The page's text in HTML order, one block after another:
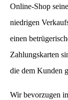
Online-Shop
niedrigen
einen
Zahlungskarten
die dem Kunden
Wir bevorzugen